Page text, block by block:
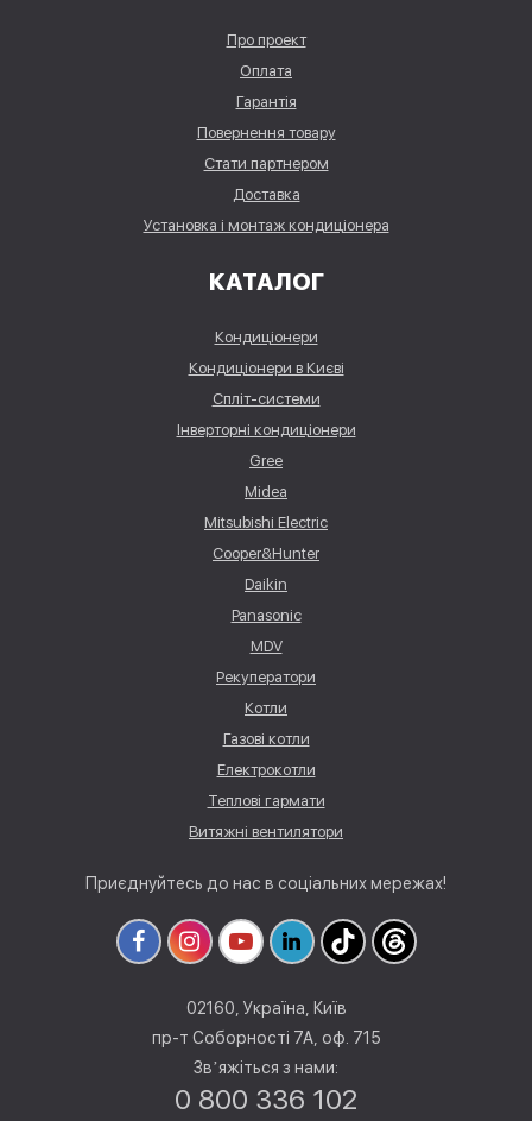
Про проект
Оплата
Гарантія
Повернення товару
Стати партнером
Доставка
Установка і монтаж кондиціонера
КАТАЛОГ
Кондиціонери
Кондиціонери в Києві
Спліт-системи
Інверторні кондиціонери
Gree
Midea
Mitsubishi Electric
Cooper&Hunter
Daikin
Panasonic
MDV
Рекуператори
Котли
Газові котли
Електрокотли
Теплові гармати
Витяжні вентилятори
Приєднуйтесь до нас в соціальних мережах!
02160, Україна, Київ
пр-т Соборності 7А, оф. 715
Звʼяжіться з нами:
0 800 336 102